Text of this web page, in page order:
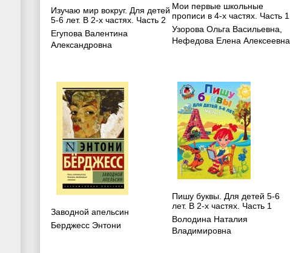
Изучаю мир вокруг. Для детей
5-6 лет. В 2-х частях. Часть 2
Егупова Валентина
Александровна
Мои первые школьные
прописи в 4-х частях. Часть 1
Узорова Ольга Васильевна
Нефедова Елена Алексеевна
Заводной апельсин
Берджесс Энтони
Пишу буквы. Для детей 5-6
лет. В 2-х частях. Часть 1
Володина Наталия
Владимировна